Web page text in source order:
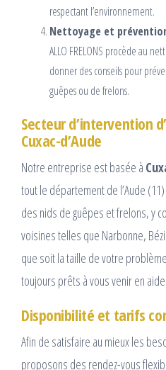
respectant l’environnement.
Nettoyage et
ALLO FRELONS procède au
donner des conseils pour
guêpes ou de frelons.
Secteur d’intervention
Cuxac-d’Aude
Notre entreprise est basée à
tout le département de l’Aude
des nids de guêpes et frelons, y
voisines telles que Narbonne,
que soit la taille de votre
toujours prêts à vous venir en
Disponibilité et tarifs
Afin de satisfaire au mieux les
proposons des rendez-vous